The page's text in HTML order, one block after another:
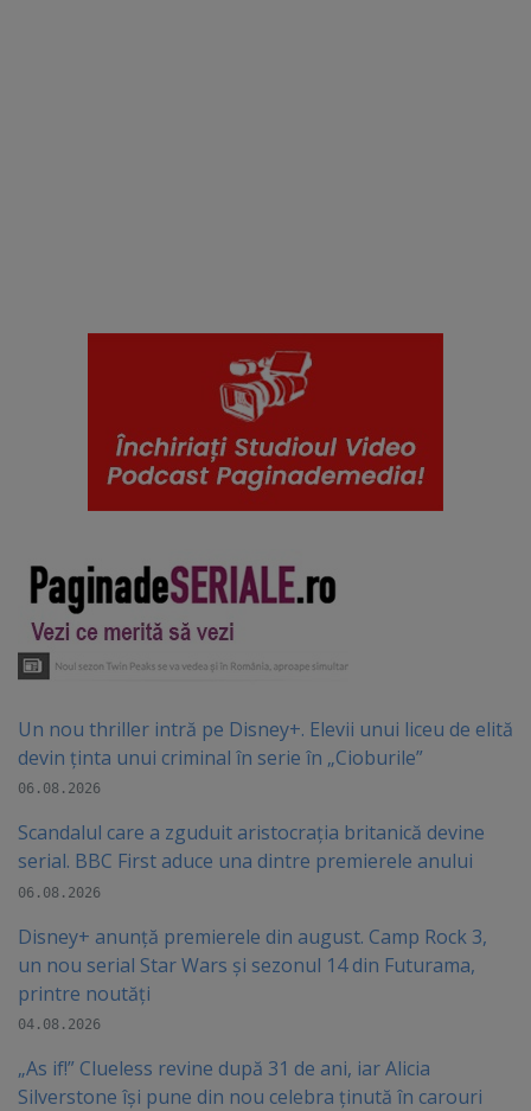
Un nou thriller intră pe Disney+. Elevii unui liceu de elită
devin ținta unui criminal în serie în „Cioburile”
06.08.2026
Scandalul care a zguduit aristocrația britanică devine
serial. BBC First aduce una dintre premierele anului
06.08.2026
Disney+ anunță premierele din august. Camp Rock 3,
un nou serial Star Wars și sezonul 14 din Futurama,
printre noutăți
04.08.2026
„As if!” Clueless revine după 31 de ani, iar Alicia
Silverstone își pune din nou celebra ținută în carouri